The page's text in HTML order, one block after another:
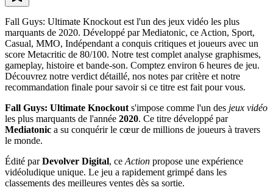
Fall Guys: Ultimate Knockout est l'un des jeux vidéo les plus
marquants de 2020. Développé par Mediatonic, ce Action, Sport,
Casual, MMO, Indépendant a conquis critiques et joueurs avec un
score Metacritic de 80/100. Notre test complet analyse graphismes,
gameplay, histoire et bande-son. Comptez environ 6 heures de jeu.
Découvrez notre verdict détaillé, nos notes par critère et notre
recommandation finale pour savoir si ce titre est fait pour vous.
Fall Guys: Ultimate Knockout s'impose comme l'un des jeux vidéo
les plus marquants de l'année 2020. Ce titre développé par
Mediatonic a su conquérir le cœur de millions de joueurs à travers
le monde.
Édité parDevolver Digital, ce Action propose une expérience
vidéoludique unique. Le jeu a rapidement grimpé dans les
classements des meilleures ventes dès sa sortie.